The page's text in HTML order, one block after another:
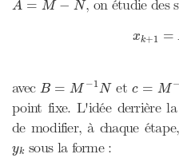
A = M − N, on étudie des
xk+1 =
x 1
avecB = M −1N
B= M−1N etc = M −
M−1
point fixe. L'idée derrière
de modifier, à chaque
yk
yk sous la forme :